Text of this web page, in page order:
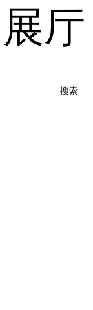
厅
搜索